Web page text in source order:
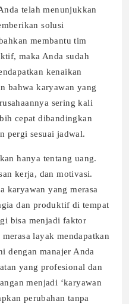
telah menunjukkan
solusi
membantu tim
maka Anda sudah
kenaikan
bahwa karyawan yang
sering kali
cepat dibandingkan
pergi sesuai jadwal.
hanya tentang uang.
kerja, dan motivasi.
karyawan yang merasa
dan produktif di tempat
bisa menjadi faktor
layak mendapatkan
dengan manajer Anda
yang profesional dan
menjadi ‘karyawan
perubahan tanpa